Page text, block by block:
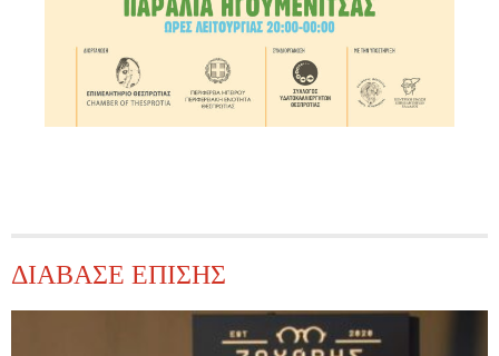
ΔΙΑΒΑΣΕ ΕΠΙΣΗΣ